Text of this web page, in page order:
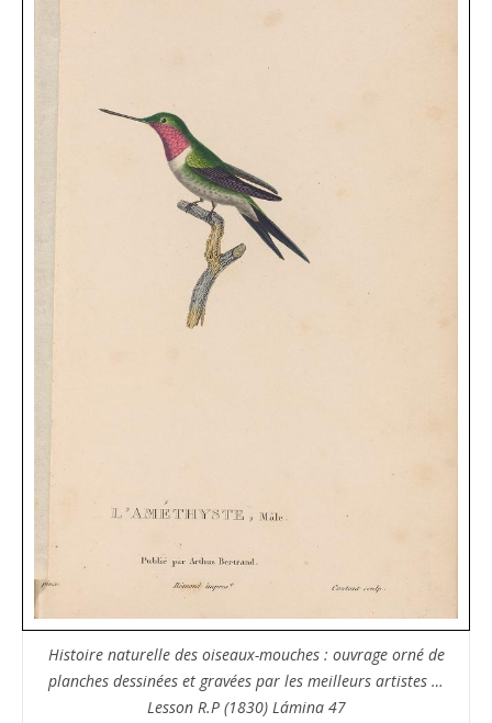
Histoire naturelle des oiseaux-mouches : ouvrage orné de
planches dessinées et gravées par les meilleurs artistes …
Lesson R.P (1830) Lámina 47